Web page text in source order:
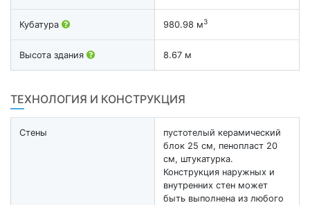
Кубатура 980.98 м3
Высота здания 8.67 м
ТЕХНОЛОГИЯ И КОНСТРУКЦИЯ
Стены
пустотелый керамический
блок 25 см, пенопласт 20
см, штукатурка.
Конструкция наружных и
внутренних стен может
быть выполнена из любого